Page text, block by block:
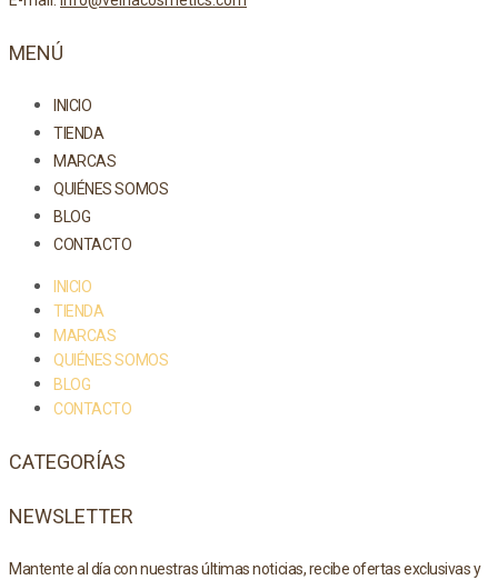
MENÚ
INICIO
TIENDA
MARCAS
QUIÉNES SOMOS
BLOG
CONTACTO
INICIO
TIENDA
MARCAS
QUIÉNES SOMOS
BLOG
CONTACTO
CATEGORÍAS
NEWSLETTER
Mantente al día con nuestras últimas noticias, recibe ofertas exclusivas y